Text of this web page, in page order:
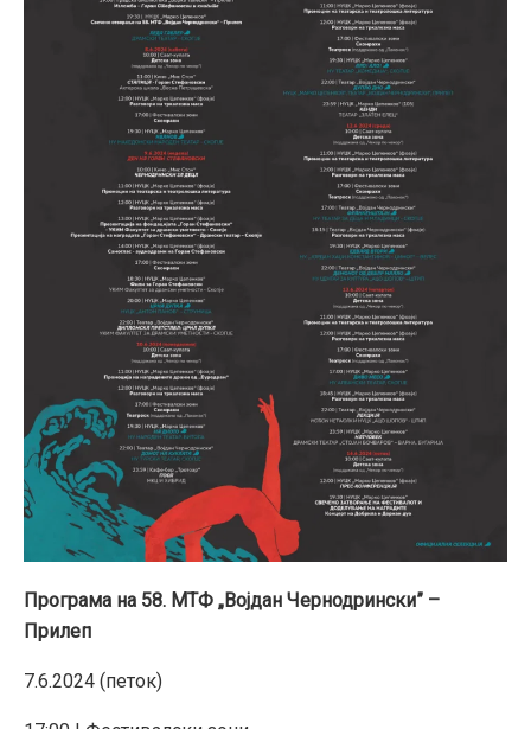
Програма на 58. МТФ „Војдан Чернодрински” –
Прилеп
7.6.2024 (петок)